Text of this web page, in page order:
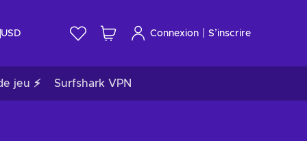
USD Connexion S’inscrire
jeu ⚡ Surfshark VPN